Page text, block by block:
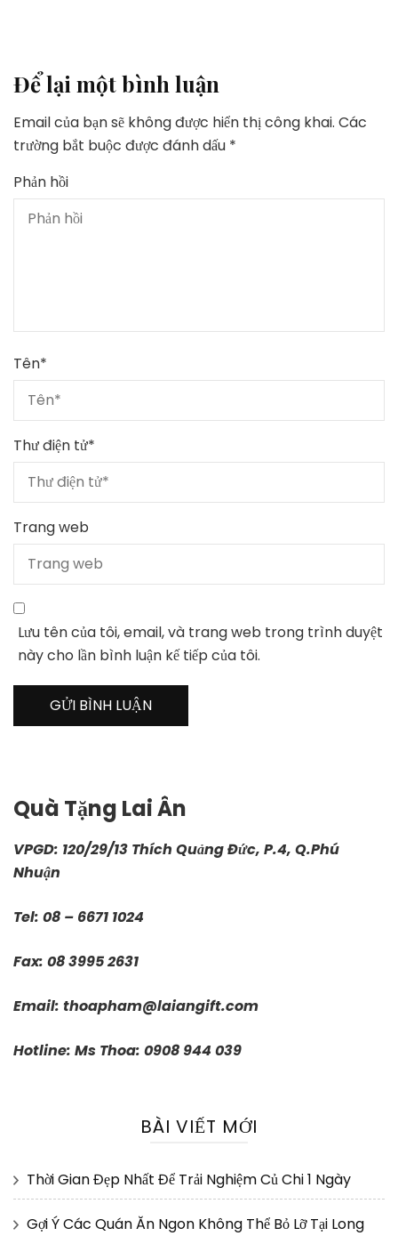
Để lại một bình luận
Email của bạn sẽ không được hiển thị công khai. Các
trường bắt buộc được đánh dấu *
Phản hồi
Tên*
Thư điện tử*
Trang web
Lưu tên của tôi, email, và trang web trong trình duyệt
này cho lần bình luận kế tiếp của tôi.
Quà Tặng Lai Ân
VPGD: 120/29/13 Thích Quảng Đức, P.4, Q.Phú
Nhuận
Tel: 08 – 6671 1024
Fax: 08 3995 2631
Email: thoapham@laiangift.com
Hotline: Ms Thoa: 0908 944 039
BÀI VIẾT MỚI
Thời Gian Đẹp Nhất Để Trải Nghiệm Củ Chi 1 Ngày
Gợi Ý Các Quán Ăn Ngon Không Thể Bỏ Lỡ Tại Long